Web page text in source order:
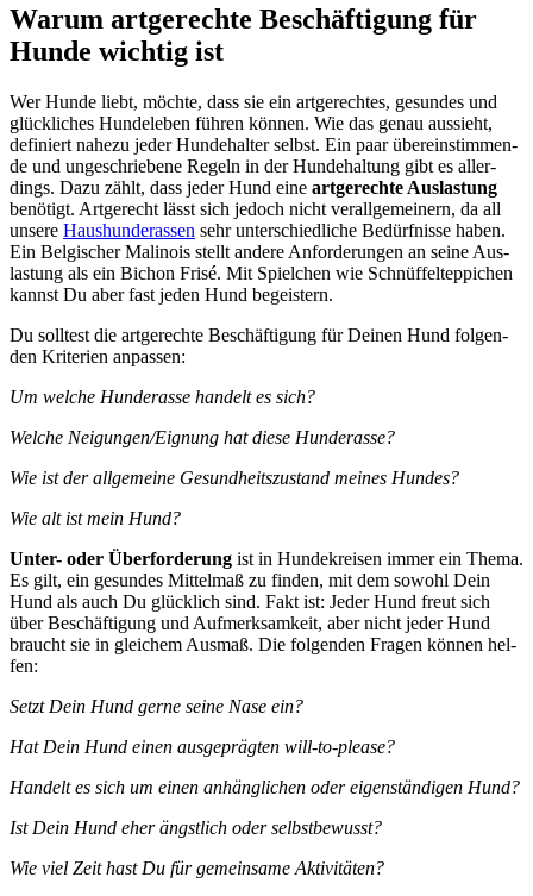
War­um art­ge­rech­te Beschäf­ti­gung für
Hun­de wich­tig ist
Wer Hun­de liebt, möch­te, dass sie ein art­ge­rech­tes, gesun­des und
glück­li­ches Hun­de­le­ben füh­ren kön­nen. Wie das genau aus­sieht,
defi­niert nahe­zu jeder Hun­de­hal­ter selbst. Ein paar über­ein­stim­men­
de und unge­schrie­be­ne Regeln in der Hun­de­hal­tung gibt es aller­
dings. Dazu zählt, dass jeder Hund eine art­ge­rech­te Aus­las­tung
benö­tigt. Art­ge­recht lässt sich jedoch nicht ver­all­ge­mei­nern, da all
unse­re Haus­hun­de­ras­sen sehr unter­schied­li­che Bedürf­nis­se haben.
Ein Bel­gi­scher Mali­nois stellt ande­re Anfor­de­run­gen an sei­ne Aus­
las­tung als ein Bichon Fri­sé. Mit Spiel­chen wie Schnüf­fel­tep­pi­chen
kannst Du aber fast jeden Hund begeis­tern.
Du soll­test die art­ge­rech­te Beschäf­ti­gung für Dei­nen Hund fol­gen­
den Kri­te­ri­en anpas­sen:
Um wel­che Hun­de­ras­se han­delt es sich?
Wel­che Neigungen/Eignung hat die­se Hun­de­ras­se?
Wie ist der all­ge­mei­ne Gesund­heits­zu­stand mei­nes Hun­des?
Wie alt ist mein Hund?
Unter- oder Über­for­de­rung ist in Hun­de­krei­sen immer ein The­ma.
Es gilt, ein gesun­des Mit­tel­maß zu fin­den, mit dem sowohl Dein
Hund als auch Du glück­lich sind. Fakt ist: Jeder Hund freut sich
über Beschäf­ti­gung und Auf­merk­sam­keit, aber nicht jeder Hund
braucht sie in glei­chem Aus­maß. Die fol­gen­den Fra­gen kön­nen hel­
fen:
Setzt Dein Hund ger­ne sei­ne Nase ein?
Hat Dein Hund einen aus­ge­präg­ten will-to-plea­se?
Han­delt es sich um einen anhäng­li­chen oder eigen­stän­di­gen Hund?
Ist Dein Hund eher ängst­lich oder selbst­be­wusst?
Wie viel Zeit hast Du für gemein­sa­me Akti­vi­tä­ten?